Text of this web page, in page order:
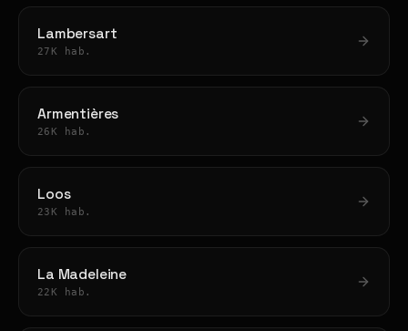
Lambersart
27K hab.
Armentières
26K hab.
Loos
23K hab.
La Madeleine
22K hab.